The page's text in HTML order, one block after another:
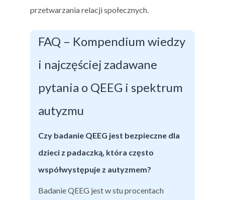
przetwarzania relacji społecznych.
FAQ – Kompendium wiedzy
i najczęściej zadawane
pytania o QEEG i spektrum
autyzmu
Czy badanie QEEG jest bezpieczne dla
dzieci z padaczką, która często
współwystępuje z autyzmem?
Badanie QEEG jest w stu procentach